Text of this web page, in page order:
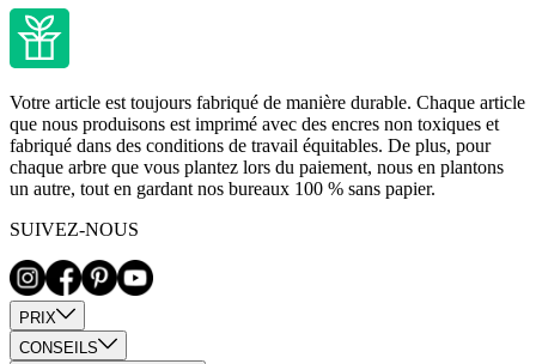
Votre article est toujours fabriqué de manière durable. Chaque article
que nous produisons est imprimé avec des encres non toxiques et
fabriqué dans des conditions de travail équitables. De plus, pour
chaque arbre que vous plantez lors du paiement, nous en plantons
un autre, tout en gardant nos bureaux 100 % sans papier.
SUIVEZ-NOUS
PRIX
CONSEILS